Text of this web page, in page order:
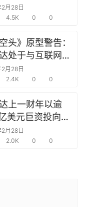
月28日
4.5K 0 0
头》原型警告：
处于与互联网泡
思科同样的“危
”
月28日
2.4K 0 0
上一财年以逾
美元巨资投向合
竭力巩固AI芯片
月28日
2.0K 0 0